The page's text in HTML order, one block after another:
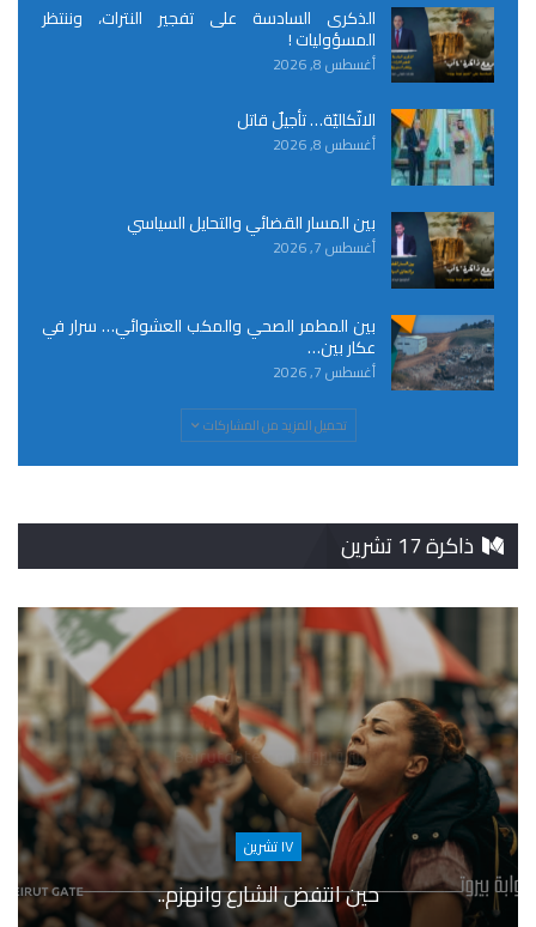
الذكرى السادسة على تفجير النترات، وننتظر
المسؤوليات !
أغسطس 8, 2026
الاتّكاليّة… تأجيلٌ قاتل
أغسطس 8, 2026
بين المسار القضائي والتحايل السياسي
أغسطس 7, 2026
بين المطمر الصحي والمكب العشوائي… سرار في
عكار بين…
أغسطس 7, 2026
تحميل المزيد من المشاركات
ذاكرة 17 تشرين
١٧ تشرين
حين انتفض الشارع وانهزم..